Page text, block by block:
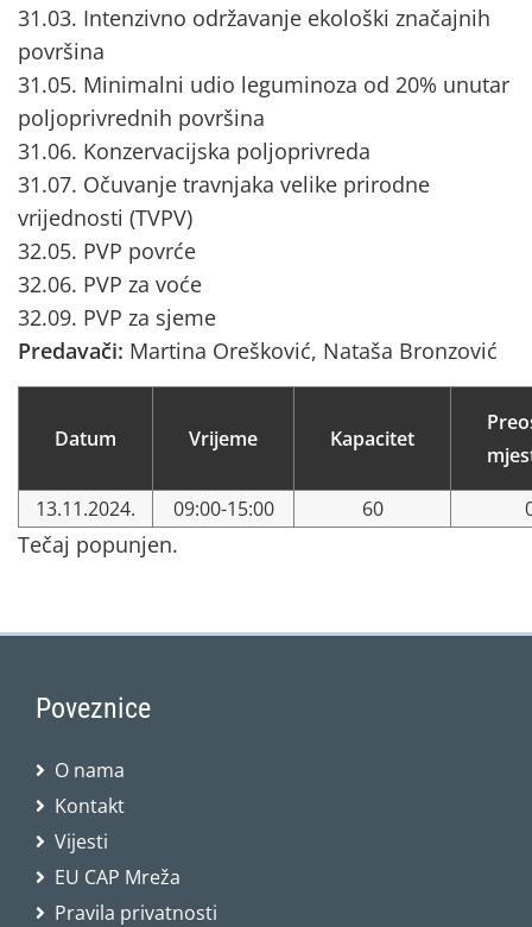
31.03. Intenzivno održavanje ekološki značajnih
površina
31.05. Minimalni udio leguminoza od 20% unutar
poljoprivrednih površina
31.06. Konzervacijska poljoprivreda
31.07. Očuvanje travnjaka velike prirodne
vrijednosti (TVPV)
32.05. PVP povrće
32.06. PVP za voće
32.09. PVP za sjeme
Predavači: Martina Orešković, Nataša Bronzović
Datum Vrijeme Kapacitet
13.11.2024. 09:00-15:00 60
Tečaj popunjen.
Poveznice
O nama
Kontakt
Vijesti
EU CAP Mreža
Pravila privatnosti